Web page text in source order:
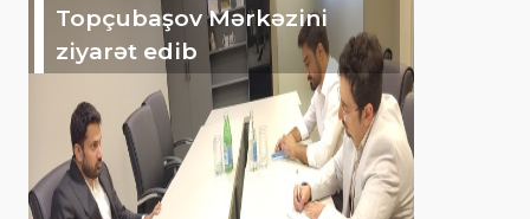
Topçubaşov Mərkəzini
ziyarət edib